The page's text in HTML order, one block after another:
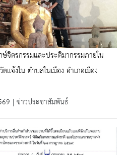
ษ์จิตรกรรมและประติมากรรมภายใน
จ้งใน ตำบลในเมือง อำเภอเมือง
| ข่าวประชาสัมพันธ์